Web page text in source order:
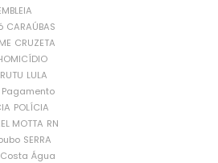
CARAÚBAS
CRUZETA
LULA
Pagamento
POLÍCIA
MOTTA RN
SERRA
Água